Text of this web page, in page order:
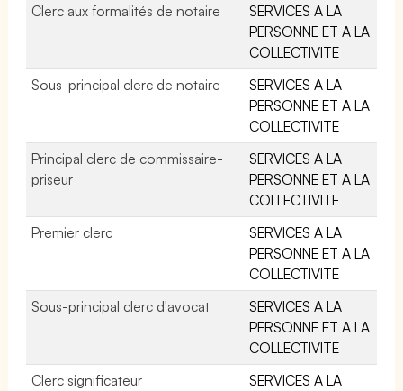
Clerc aux formalités de notaire
SERVICES A LA
PERSONNE ET A LA
COLLECTIVITE
Sous-principal clerc de notaire
SERVICES A LA
PERSONNE ET A LA
COLLECTIVITE
Principal clerc de commissaire-
priseur
SERVICES A LA
PERSONNE ET A LA
COLLECTIVITE
Premier clerc
SERVICES A LA
PERSONNE ET A LA
COLLECTIVITE
Sous-principal clerc d'avocat
SERVICES A LA
PERSONNE ET A LA
COLLECTIVITE
Clerc significateur
SERVICES A LA